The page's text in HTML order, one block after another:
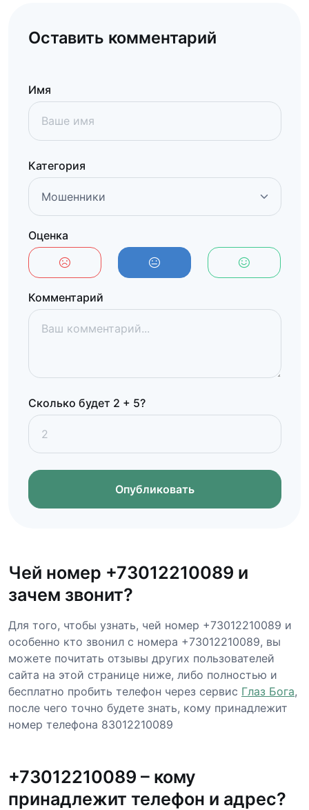
Оставить комментарий
Имя
Категория
Оценка
Комментарий
Сколько будет 2 + 5?
Опубликовать
Чей номер +73012210089 и
зачем звонит?
Для того, чтобы узнать, чей номер +73012210089 и
особенно кто звонил с номера +73012210089, вы
можете почитать отзывы других пользователей
сайта на этой странице ниже, либо полностью и
бесплатно пробить телефон через сервис Глаз Бога,
после чего точно будете знать, кому принадлежит
номер телефона 83012210089
+73012210089 – кому
принадлежит телефон и адрес?